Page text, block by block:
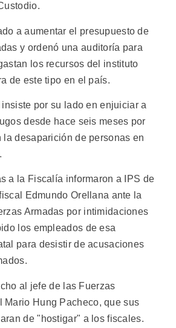
a aumentar el presupuesto de
y ordenó una auditoría para
los recursos del instituto
de este tipo en el país.
por su lado en enjuiciar a
desde hace seis meses por
desaparición de personas en
a la Fiscalía informaron a IPS de
Edmundo Orellana ante la
Armadas por intimidaciones
los empleados de esa
para desistir de acusaciones
al jefe de las Fuerzas
Mario Hung Pacheco, que sus
de "hostigar" a los fiscales.